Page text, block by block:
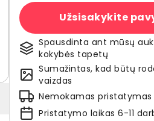
Užsisakykite
Spausdinta ant mūsų
kokybės tapetų
Sumažintas, kad būtų
vaizdas
Nemokamas pristatymas
Pristatymo laikas 6-11